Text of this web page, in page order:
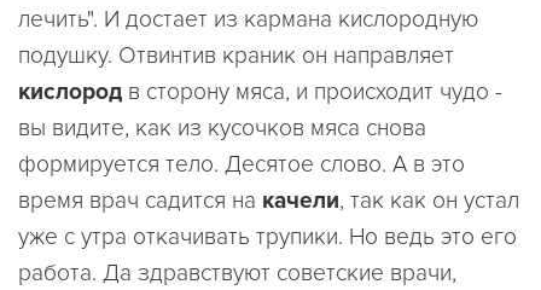
лечить". И достает из кармана кислородную
подушку. Отвинтив краник он направляет
кислород в сторону мяса, и происходит чудо -
вы видите, как из кусочков мяса снова
формируется тело. Десятое слово. А в это
время врач садится на качели, так как он устал
уже с утра откачивать трупики. Но ведь это его
работа. Да здравствуют советские врачи,